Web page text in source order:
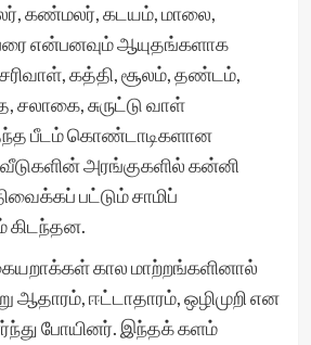
கண்மலர், கடயம், மாலை,
என்பனவும் ஆயுதங்களாக
கத்தி, சூலம், தண்டம்,
சலாகை, சுருட்டு வாள்
பீடம் கொண்டாடிகளான
அரங்குகளில் கன்னி
பட்டும் சாமிப்
கிடந்தன.
கால மாற்றங்களினால்
ஆதாரம், ஈட்டாதாரம், ஒழிமுறி என
போயினர். இந்தக் களம்